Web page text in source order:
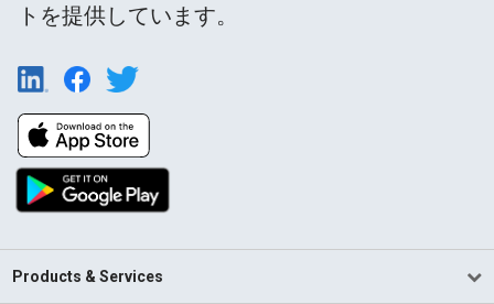
トを提供しています。
Products & Services